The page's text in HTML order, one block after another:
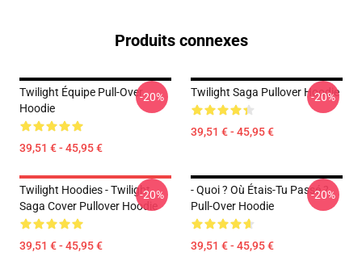
Produits connexes
Twilight Équipe Pull-Over
Hoodie
39,51 € - 45,95 €
-20% Twilight Saga Pullover Hoodie
39,51 € - 45,95 €
-20%
Twilight Hoodies - Twilight
Saga Cover Pullover Hoodie
39,51 € - 45,95 €
-20%
- Quoi ? Où Étais-Tu Passé ?
Pull-Over Hoodie
39,51 € - 45,95 €
-20%